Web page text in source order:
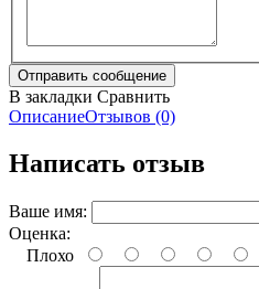
В закладки Сравнить
ОписаниеОтзывов (0)
Написать отзыв
Ваше имя:
Оценка:
Плохо